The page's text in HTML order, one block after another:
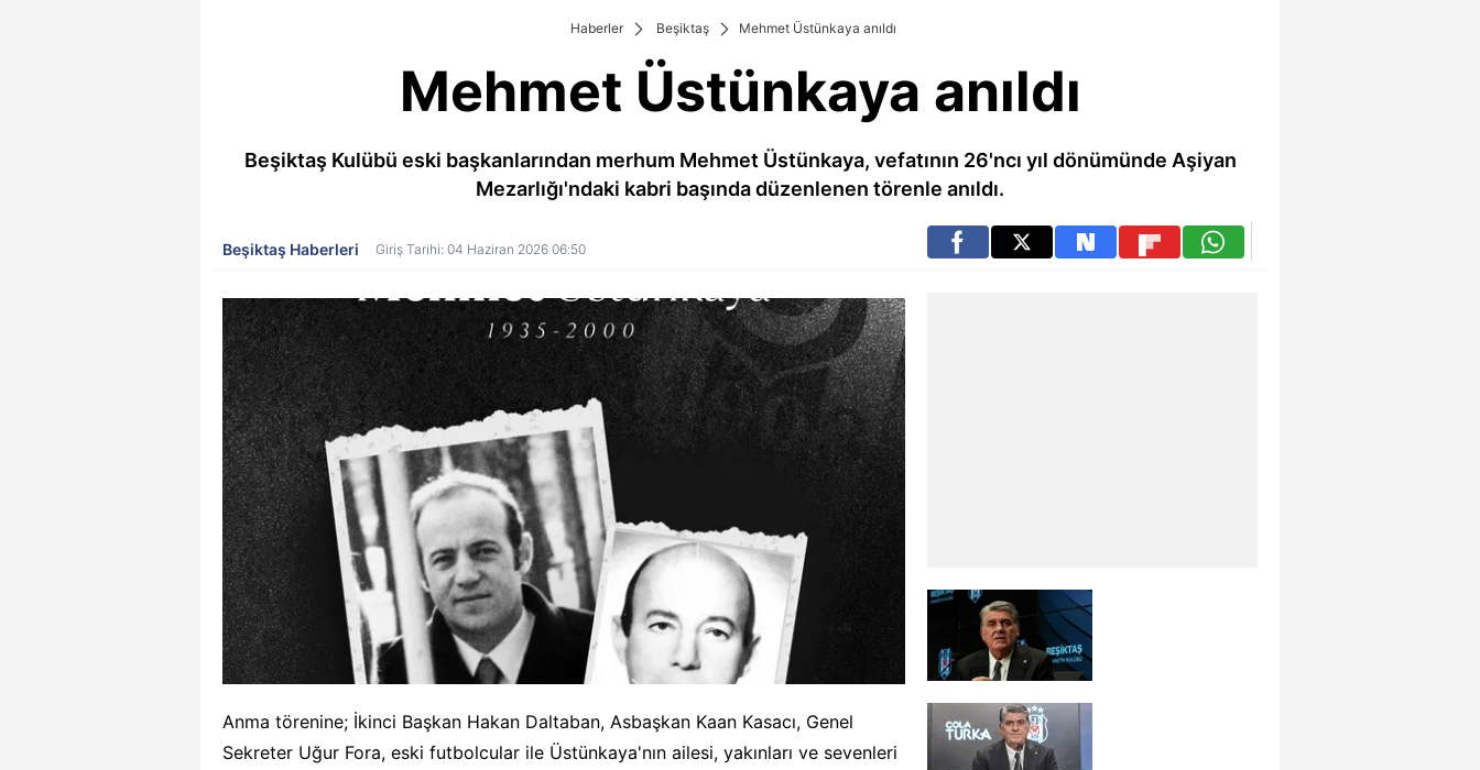
Haberler Beşiktaş Mehmet Üstünkaya anıldı
Mehmet Üstünkaya anıldı
Beşiktaş Kulübü eski başkanlarından merhum Mehmet Üstünkaya, vefatının 26'ncı yıl dönümünde Aşiyan
Mezarlığı'ndaki kabri başında düzenlenen törenle anıldı.
Beşiktaş Haberleri Giriş Tarihi: 04 Haziran 2026 06:50
Anma törenine; İkinci Başkan Hakan Daltaban, Asbaşkan Kaan Kasacı, Genel
Sekreter Uğur Fora, eski futbolcular ile Üstünkaya'nın ailesi, yakınları ve sevenleri